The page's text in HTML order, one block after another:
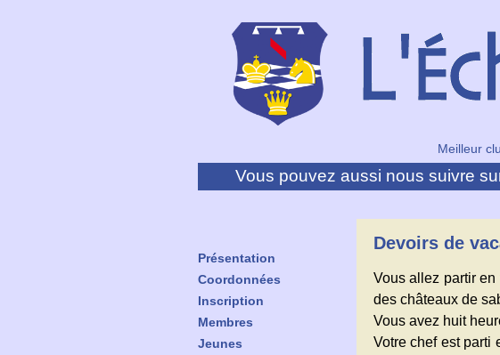
Meilleur
Vous pouvez aussi nous suivre
Présentation
Coordonnées
Inscription
Membres
Jeunes
Devoirs de
Vous allez partir
des châteaux de
Vous avez huit
Votre chef est parti